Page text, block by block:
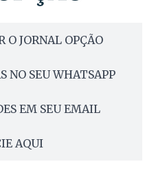
O JORNAL OPÇÃO
NO SEU WHATSAPP
EM SEU EMAIL
AQUI